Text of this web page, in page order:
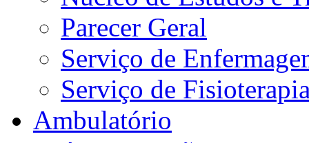
Parecer Geral
Serviço de
Serviço de
Ambulatório